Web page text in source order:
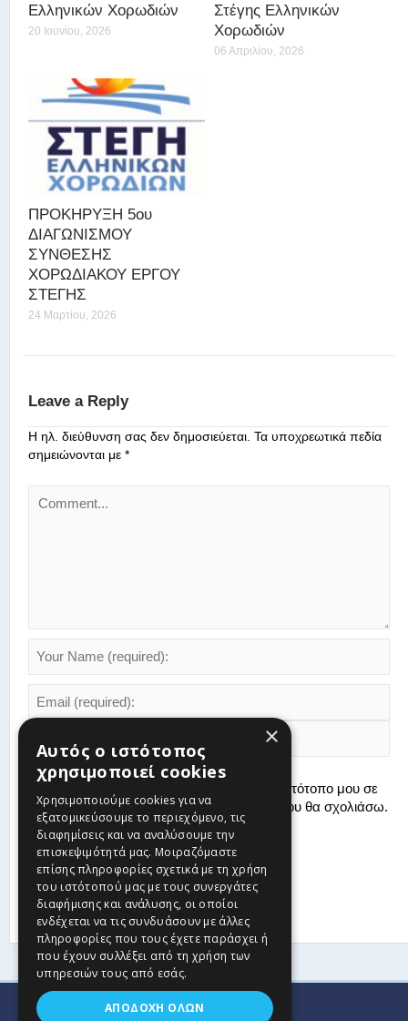
Ελληνικών Χορωδιών
20 Ιουνίου, 2026
Στέγης Ελληνικών
Χορωδιών
06 Απριλίου, 2026
ΠΡΟΚΗΡΥΞΗ 5ου
ΔΙΑΓΩΝΙΣΜΟΥ
ΣΥΝΘΕΣΗΣ
ΧΟΡΩΔΙΑΚΟΥ ΕΡΓΟΥ
ΣΤΕΓΗΣ
24 Μαρτίου, 2026
Leave a Reply
Η ηλ. διεύθυνση σας δεν δημοσιεύεται. Τα υποχρεωτικά πεδία
σημειώνονται με *
Αποθήκευσε το όνομά μου, email, και τον ιστότοπο μου σε
αυτόν τον πλοηγό για την επόμενη φορά που θα σχολιάσω.
×
Αυτός ο ιστότοπος
χρησιμοποιεί cookies
Χρησιμοποιούμε cookies για να
εξατομικεύσουμε το περιεχόμενο, τις
διαφημίσεις και να αναλύσουμε την
επισκεψιμότητά μας. Μοιραζόμαστε
επίσης πληροφορίες σχετικά με τη χρήση
του ιστότοπού μας με τους συνεργάτες
διαφήμισης και ανάλυσης, οι οποίοι
ενδέχεται να τις συνδυάσουν με άλλες
πληροφορίες που τους έχετε παράσχει ή
που έχουν συλλέξει από τη χρήση των
υπηρεσιών τους από εσάς.
ΑΠΟΔΟΧΉ ΌΛΩΝ